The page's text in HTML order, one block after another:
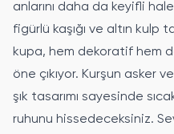
anlarını daha da keyifli
figürlü kaşığı ve altın kulp
kupa, hem dekoratif hem
öne çıkıyor. Kurşun asker
şık tasarımı sayesinde
ruhunu hissedeceksiniz.